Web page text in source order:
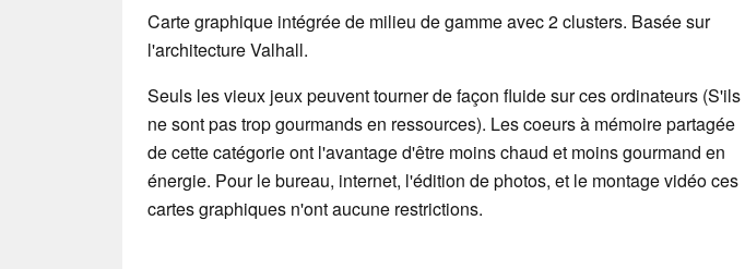
Carte graphique intégrée de milieu de gamme avec 2 clusters. Basée sur
l'architecture Valhall.
Seuls les vieux jeux peuvent tourner de façon fluide sur ces ordinateurs (S'ils
ne sont pas trop gourmands en ressources). Les coeurs à mémoire partagée
de cette catégorie ont l'avantage d'être moins chaud et moins gourmand en
énergie. Pour le bureau, internet, l'édition de photos, et le montage vidéo ces
cartes graphiques n'ont aucune restrictions.